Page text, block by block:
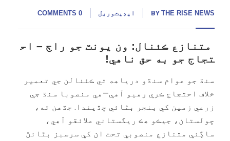
BY THE RISE NEWS ايڊيٽوريل 0 COMMENTS
متنازع ڪئنال: ون يونٽ جو راڄ – اح
تجاج جو به حق ناهي!
سنڌ جو عوام سنڌو درياهه تي ڪئنالن جي تعمير
خلاف احتجاج ڪري رهيو آهي—هي منصوبا سنڌ جي
زرعي زمين کي بنجر بڻائي ڇڏيندا. جڏهن ته،
چولستان، جيڪو هڪ ريگستاني علائقو آهي،
ساڳئي متنازع منصوبي تحت ان کي سرسبز بڻائڻ